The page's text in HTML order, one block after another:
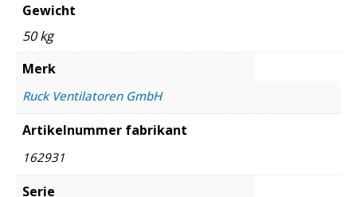
Gewicht
50 kg
Merk
Ruck Ventilatoren GmbH
Artikelnummer fabrikant
162931
Serie